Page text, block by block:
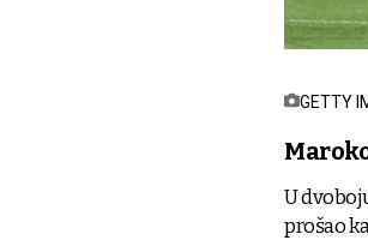
GETTY
U
prošao